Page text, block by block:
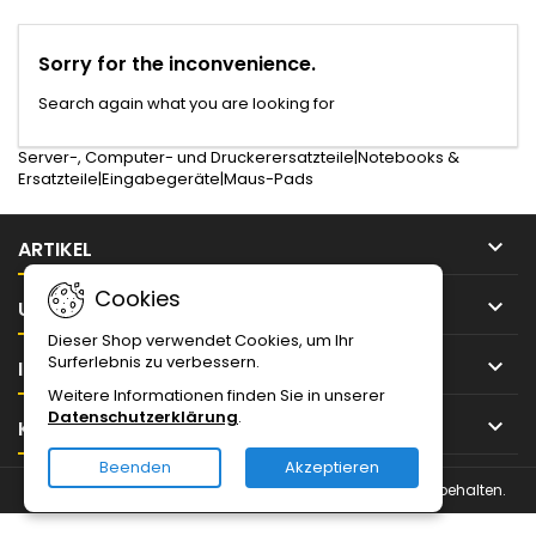
Sorry for the inconvenience.
Search again what you are looking for
Server-, Computer- und Druckerersatzteile|Notebooks &
Ersatzteile|Eingabegeräte|Maus-Pads
ARTIKEL 
UNTERNEHMEN 
IHR KONTO 
KONTAKT 
Cookies
Dieser Shop verwendet Cookies, um Ihr
Surferlebnis zu verbessern.
Weitere Informationen finden Sie in unserer
Datenschutzerklärung.
Beenden Akzeptieren
© Urheberrecht 2026 Magnin Solutions IT. Alle Rechte vorbehalten.